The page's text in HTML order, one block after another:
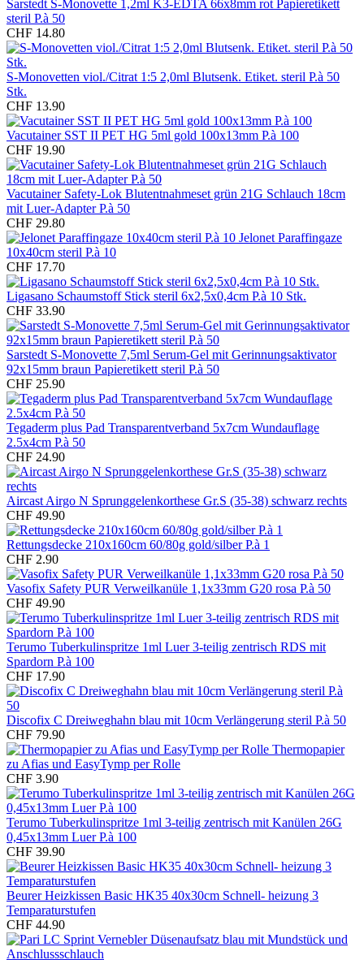
Sarstedt S-Monovette 1,2ml K3-EDTA 66x8mm rot Papieretikett
steril P.à 50
CHF 14.80
S-Monovetten viol./Citrat 1:5 2,0ml Blutsenk. Etiket. steril P.à 50
Stk.
CHF 13.90
Vacutainer SST II PET HG 5ml gold 100x13mm P.à 100
CHF 19.90
Vacutainer Safety-Lok Blutentnahmeset grün 21G Schlauch 18cm
mit Luer-Adapter P.à 50
CHF 29.80
Jelonet Paraffingaze
10x40cm steril P.à 10
CHF 17.70
Ligasano Schaumstoff Stick steril 6x2,5x0,4cm P.à 10 Stk.
CHF 33.90
Sarstedt S-Monovette 7,5ml Serum-Gel mit Gerinnungsaktivator
92x15mm braun Papieretikett steril P.à 50
CHF 25.90
Tegaderm plus Pad Transparentverband 5x7cm Wundauflage
2.5x4cm P.à 50
CHF 24.90
Aircast Airgo N Sprunggelenkorthese Gr.S (35-38) schwarz rechts
CHF 49.90
Rettungsdecke 210x160cm 60/80g gold/silber P.à 1
CHF 2.90
Vasofix Safety PUR Verweilkanüle 1,1x33mm G20 rosa P.à 50
CHF 49.90
Terumo Tuberkulinspritze 1ml Luer 3-teilig zentrisch RDS mit
Spardorn P.à 100
CHF 17.90
Discofix C Dreiweghahn blau mit 10cm Verlängerung steril P.à 50
CHF 79.90
Thermopapier
zu Afias und EasyTymp per Rolle
CHF 3.90
Terumo Tuberkulinspritze 1ml 3-teilig zentrisch mit Kanülen 26G
0,45x13mm Luer P.à 100
CHF 39.90
Beurer Heizkissen Basic HK35 40x30cm Schnell- heizung 3
Temparaturstufen
CHF 44.90